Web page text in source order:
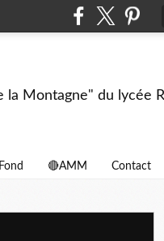
Montagne" du lycée
🔴AMM Contact